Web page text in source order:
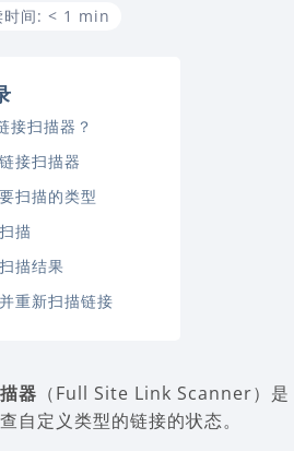
时间: < 1 min
接扫描器？
接扫描器
扫描的类型
描
描结果
重新扫描链接
器 （Full Site Link Scanner）
自定义类型的链接的状态。